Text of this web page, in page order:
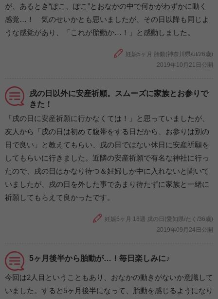
が、あるとき“ぽこ、ぽこ”とおなかの中で何かがわずかに動く
感覚…！ 気のせいかとも思いましたが、その日以降も同じよ
うな感覚があり、「これが胎動か…！」と感動しました。
妊娠5ヶ月 胎動(神奈川県/ut/26歳)
2019年10月21日公開
戌の日以外に安産祈願。スムーズに家族とお参りで
きた！
「戌の日に安産祈願に行かなくては！」と思っていましたが、
友人から「戌の日は初めて腹帯をする日だから、お参りは別の
日で良い」と教えてもらい、戌の日ではない休日に安産祈願を
してもらいに行きました。近隣の安産祈願で有名な神社に行っ
たので、戌の日はかなり待つ＆妊婦しか中に入れないと聞いて
いましたが、戌の日を外した事であまり待たずに家族と一緒に
祈願してもらえて良かったです。
妊娠5ヶ月 18週 戌の日(愛知県/たく/36歳)
2019年09月24日公開
5ヶ月後半から胎動が…！毎日楽しみに♪
今回は2人目ということもあり、おなかの動きがないか意識して
いました。すると5ヶ月後半になって、胎動を感じるようになり